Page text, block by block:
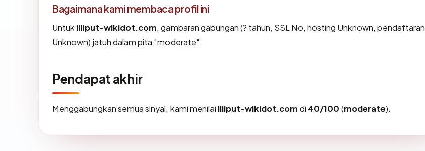
Bagaimana kami membaca profil ini
Untuk liliput-wikidot.com, gambaran gabungan (? tahun, SSL No, hosting Unknown, pendaftaran
Unknown) jatuh dalam pita "moderate".
Pendapat akhir
Menggabungkan semua sinyal, kami menilai liliput-wikidot.comdi 40/100(moderate).